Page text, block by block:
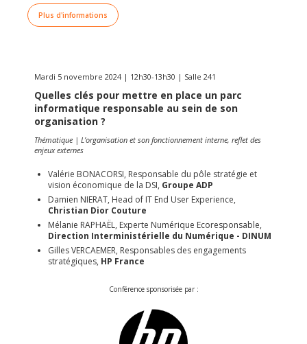
Plus d'informations
Mardi 5 novembre 2024 | 12h30-13h30 | Salle 241
Quelles clés pour mettre en place un parc
informatique responsable au sein de son
organisation ?
Thématique | L’organisation et son fonctionnement interne, reflet des
enjeux externes
Valérie BONACORSI, Responsable du pôle stratégie et
vision économique de la DSI, Groupe ADP
Damien NIERAT, Head of IT End User Experience,
Christian Dior Couture
Mélanie RAPHAËL, Experte Numérique Ecoresponsable,
Direction Interministérielle du Numérique - DINUM
Gilles VERCAEMER, Responsables des engagements
stratégiques, HP France
Conférence sponsorisée par :